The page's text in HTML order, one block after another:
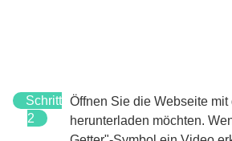
Schritt
2
Öffnen Sie die Webseite
herunterladen möchten.